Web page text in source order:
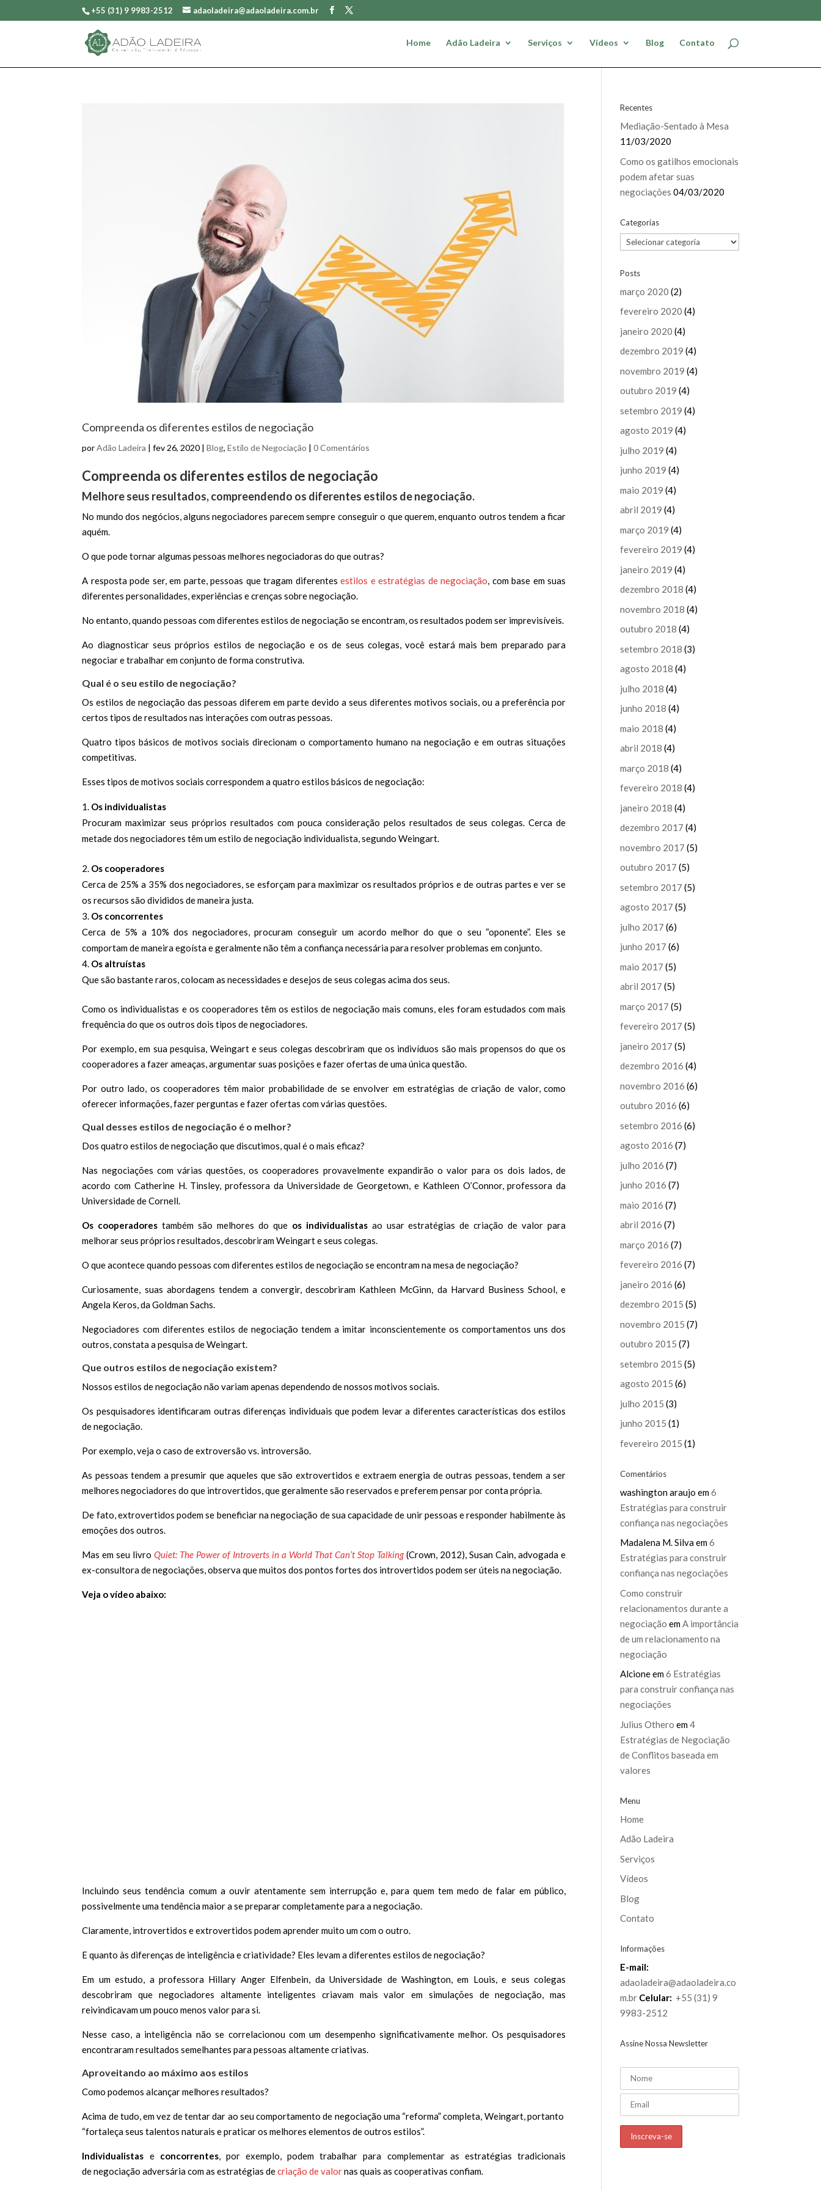
+55 (31) 9 9983-2512 adaoladeira@adaoladeira.com.br
Home Adão Ladeira Serviços Vídeos Blog Contato
Compreenda os diferentes estilos de negociação
porAdão Ladeira |fev 26, 2020 |Blog,Estilo de Negociação |0 Comentários
Compreenda os diferentes estilos de negociação
Melhore seus resultados, compreendendo os diferentes estilos de negociação.
No mundo dos negócios, alguns negociadores parecem sempre conseguir o que querem, enquanto outros tendem a ficar
aquém.
O que pode tornar algumas pessoas melhores negociadoras do que outras?
A resposta pode ser, em parte, pessoas que tragam diferentesestilos e estratégias de negociação, com base em suas
diferentes personalidades, experiências e crenças sobre negociação.
No entanto, quando pessoas com diferentes estilos de negociação se encontram, os resultados podem ser imprevisíveis.
Ao diagnosticar seus próprios estilos de negociação e os de seus colegas, você estará mais bem preparado para
negociar e trabalhar em conjunto de forma construtiva.
Qual é o seu estilo de negociação?
Os estilos de negociação das pessoas diferem em parte devido a seus diferentes motivos sociais, ou a preferência por
certos tipos de resultados nas interações com outras pessoas.
Quatro tipos básicos de motivos sociais direcionam o comportamento humano na negociação e em outras situações
competitivas.
Esses tipos de motivos sociais correspondem a quatro estilos básicos de negociação:
Os individualistas
Procuram maximizar seus próprios resultados com pouca consideração pelos resultados de seus colegas. Cerca de
metade dos negociadores têm um estilo de negociação individualista, segundo Weingart.
Os cooperadores
Cerca de 25% a 35% dos negociadores, se esforçam para maximizar os resultados próprios e de outras partes e ver se
os recursos são divididos de maneira justa.
Os concorrentes
Cerca de 5% a 10% dos negociadores, procuram conseguir um acordo melhor do que o seu “oponente”. Eles se
comportam de maneira egoísta e geralmente não têm a confiança necessária para resolver problemas em conjunto.
Os altruístas
Que são bastante raros, colocam as necessidades e desejos de seus colegas acima dos seus.
Como os individualistas e os cooperadores têm os estilos de negociação mais comuns, eles foram estudados com mais
frequência do que os outros dois tipos de negociadores.
Por exemplo, em sua pesquisa, Weingart e seus colegas descobriram que os indivíduos são mais propensos do que os
cooperadores a fazer ameaças, argumentar suas posições e fazer ofertas de uma única questão.
Por outro lado, os cooperadores têm maior probabilidade de se envolver em estratégias de criação de valor, como
oferecer informações, fazer perguntas e fazer ofertas com várias questões.
Qual desses estilos de negociação é o melhor?
Dos quatro estilos de negociação que discutimos, qual é o mais eficaz?
Nas negociações com várias questões, os cooperadores provavelmente expandirão o valor para os dois lados, de
acordo com Catherine H. Tinsley, professora da Universidade de Georgetown, e Kathleen O’Connor, professora da
Universidade de Cornell.
Os cooperadores também são melhores do que os individualistasao usar estratégias de criação de valor para
melhorar seus próprios resultados, descobriram Weingart e seus colegas.
O que acontece quando pessoas com diferentes estilos de negociação se encontram na mesa de negociação?
Curiosamente, suas abordagens tendem a convergir, descobriram Kathleen McGinn, da Harvard Business School, e
Angela Keros, da Goldman Sachs.
Negociadores com diferentes estilos de negociação tendem a imitar inconscientemente os comportamentos uns dos
outros, constata a pesquisa de Weingart.
Que outros estilos de negociação existem?
Nossos estilos de negociação não variam apenas dependendo de nossos motivos sociais.
Os pesquisadores identificaram outras diferenças individuais que podem levar a diferentes características dos estilos
de negociação.
Por exemplo, veja o caso de extroversão vs. introversão.
As pessoas tendem a presumir que aqueles que são extrovertidos e extraem energia de outras pessoas, tendem a ser
melhores negociadores do que introvertidos, que geralmente são reservados e preferem pensar por conta própria.
De fato, extrovertidos podem se beneficiar na negociação de sua capacidade de unir pessoas e responder habilmente às
emoções dos outros.
Mas em seu livroQuiet: The Power of Introverts in a World That Can’t Stop Talking (Crown, 2012), Susan Cain, advogada e
ex-consultora de negociações, observa que muitos dos pontos fortes dos introvertidos podem ser úteis na negociação.
Veja o vídeo abaixo:
Incluindo seus tendência comum a ouvir atentamente sem interrupção e, para quem tem medo de falar em público,
possivelmente uma tendência maior a se preparar completamente para a negociação.
Claramente, introvertidos e extrovertidos podem aprender muito um com o outro.
E quanto às diferenças de inteligência e criatividade? Eles levam a diferentes estilos de negociação?
Em um estudo, a professora Hillary Anger Elfenbein, da Universidade de Washington, em Louis, e seus colegas
descobriram que negociadores altamente inteligentes criavam mais valor em simulações de negociação, mas
reivindicavam um pouco menos valor para si.
Nesse caso, a inteligência não se correlacionou com um desempenho significativamente melhor. Os pesquisadores
encontraram resultados semelhantes para pessoas altamente criativas.
Aproveitando ao máximo aos estilos
Como podemos alcançar melhores resultados?
Acima de tudo, em vez de tentar dar ao seu comportamento de negociação uma “reforma” completa, Weingart, portanto
“fortaleça seus talentos naturais e praticar os melhores elementos de outros estilos”.
Individualistas e concorrentes, por exemplo, podem trabalhar para complementar as estratégias tradicionais
de negociação adversária com as estratégias decriação de valornas quais as cooperativas confiam.
Recentes
Mediação-Sentado à Mesa
11/03/2020
Como os gatilhos emocionais
podem afetar suas
negociações 04/03/2020
Categorias
Categorias
Posts
março 2020 (2)
fevereiro 2020 (4)
janeiro 2020 (4)
dezembro 2019 (4)
novembro 2019 (4)
outubro 2019 (4)
setembro 2019 (4)
agosto 2019 (4)
julho 2019 (4)
junho 2019 (4)
maio 2019 (4)
abril 2019 (4)
março 2019 (4)
fevereiro 2019 (4)
janeiro 2019 (4)
dezembro 2018 (4)
novembro 2018 (4)
outubro 2018 (4)
setembro 2018 (3)
agosto 2018 (4)
julho 2018 (4)
junho 2018 (4)
maio 2018 (4)
abril 2018 (4)
março 2018 (4)
fevereiro 2018 (4)
janeiro 2018 (4)
dezembro 2017 (4)
novembro 2017 (5)
outubro 2017 (5)
setembro 2017 (5)
agosto 2017 (5)
julho 2017 (6)
junho 2017 (6)
maio 2017 (5)
abril 2017 (5)
março 2017 (5)
fevereiro 2017 (5)
janeiro 2017 (5)
dezembro 2016 (4)
novembro 2016 (6)
outubro 2016 (6)
setembro 2016 (6)
agosto 2016 (7)
julho 2016 (7)
junho 2016 (7)
maio 2016 (7)
abril 2016 (7)
março 2016 (7)
fevereiro 2016 (7)
janeiro 2016 (6)
dezembro 2015 (5)
novembro 2015 (7)
outubro 2015 (7)
setembro 2015 (5)
agosto 2015 (6)
julho 2015 (3)
junho 2015 (1)
fevereiro 2015 (1)
Comentários
washington araujo em6
Estratégias para construir
confiança nas negociações
Madalena M. Silvaem6
Estratégias para construir
confiança nas negociações
Como construir
relacionamentos durante a
negociação em A importância
de um relacionamento na
negociação
Alcioneem6 Estratégias
para construir confiança nas
negociações
Julius Othero em4
Estratégias de Negociação
de Conflitos baseada em
valores
Menu
Home
Adão Ladeira
Serviços
Vídeos
Blog
Contato
Informações
E-mail:
adaoladeira@adaoladeira.co
m.br Celular: +55 (31) 9
9983-2512
Assine Nossa Newsletter